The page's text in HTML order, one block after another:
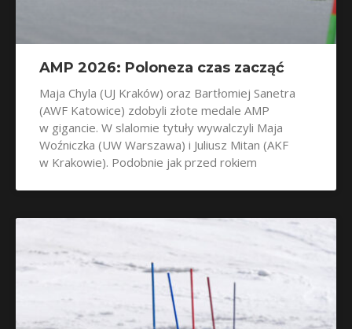
AMP 2026: Poloneza czas zacząć
Maja Chyla (UJ Kraków) oraz Bartłomiej Sanetra
(AWF Katowice) zdobyli złote medale AMP
w gigancie. W slalomie tytuły wywalczyli Maja
Woźniczka (UW Warszawa) i Juliusz Mitan (AKF
w Krakowie). Podobnie jak przed rokiem